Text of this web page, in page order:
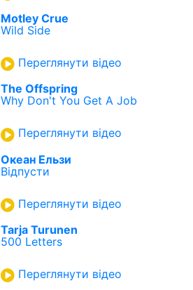
Motley Crue
Wild Side
Переглянути відео
The Offspring
Why Don't You Get A Job
Переглянути відео
Океан Ельзи
Вiдпусти
Переглянути відео
Tarja Turunen
500 Letters
Переглянути відео